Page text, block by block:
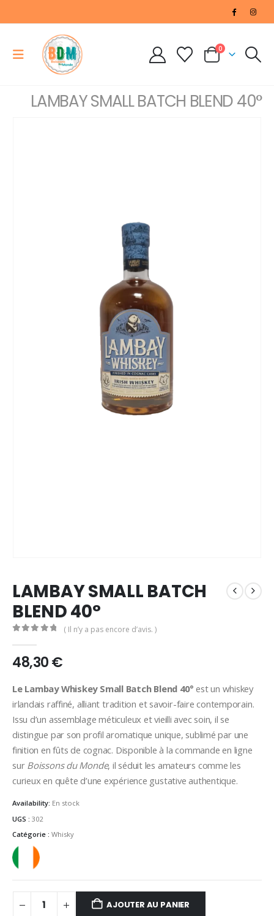
0
LAMBAY SMALL BATCH BLEND 40°
LAMBAY SMALL BATCH
BLEND 40°
( Il n’y a pas encore d’avis. )
48,30€
Le Lambay Whiskey Small Batch Blend 40° est un whiskey
irlandais raffiné, alliant tradition et savoir-faire contemporain.
Issu d’un assemblage méticuleux et vieilli avec soin, il se
distingue par son profil aromatique unique, sublimé par une
finition en fûts de cognac. Disponible à la commande en ligne
sur Boissons du Monde, il séduit les amateurs comme les
curieux en quête d’une expérience gustative authentique.
Availability: En stock
UGS : 302
Catégorie : Whisky
AJOUTER AU PANIER